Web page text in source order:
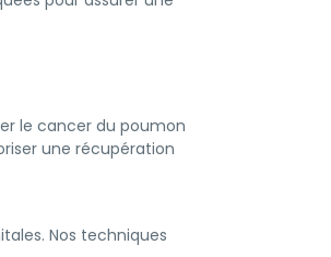
le cancer du poumon
une récupération
Nos techniques